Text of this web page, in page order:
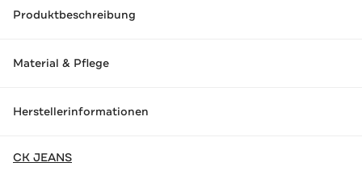
Produktbeschreibung
Material & Pflege
Herstellerinformationen
CK JEANS